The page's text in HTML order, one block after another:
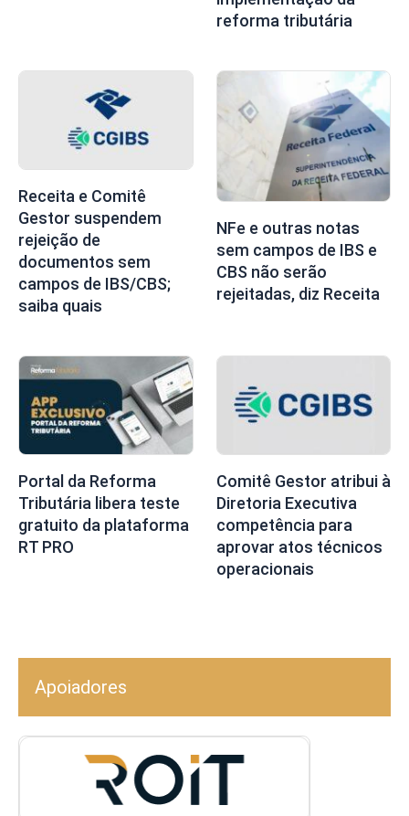
reforma tributária
Receita e Comitê
Gestor suspendem
rejeição de
documentos sem
campos de IBS/CBS;
saiba quais
NFe e outras notas
sem campos de IBS e
CBS não serão
rejeitadas, diz Receita
Portal da Reforma
Tributária libera teste
gratuito da plataforma
RT PRO
Comitê Gestor atribui à
Diretoria Executiva
competência para
aprovar atos técnicos
operacionais
Apoiadores